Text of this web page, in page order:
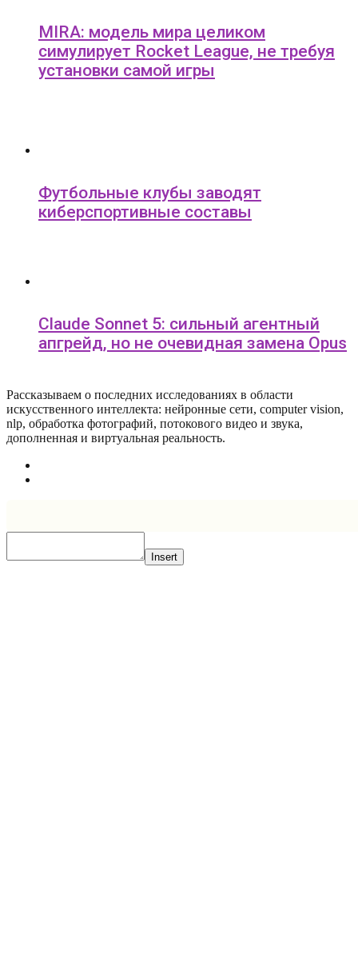
MIRA: модель мира целиком
симулирует Rocket League, не требуя
установки самой игры
Футбольные клубы заводят
киберспортивные составы
Claude Sonnet 5: сильный агентный
апгрейд, но не очевидная замена Opus
Рассказываем о последних исследованиях в области
искусcтвенного интеллекта: нейронные сети, computer vision,
nlp, обработка фотографий, потокового видео и звука,
дополненная и виртуальная реальность.
Insert